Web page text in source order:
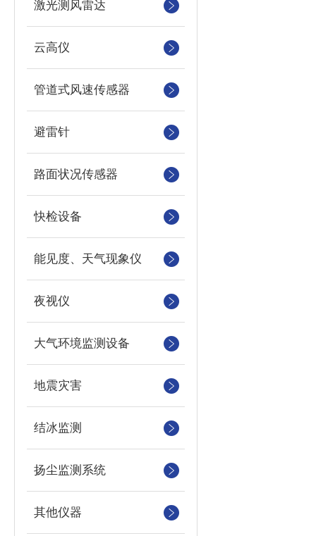
激光测风雷达
云高仪
管道式风速传感器
避雷针
路面状况传感器
快检设备
能见度、天气现象仪
夜视仪
大气环境监测设备
地震灾害
结冰监测
扬尘监测系统
其他仪器